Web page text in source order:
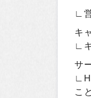
∟
キ
∟
サ
こ